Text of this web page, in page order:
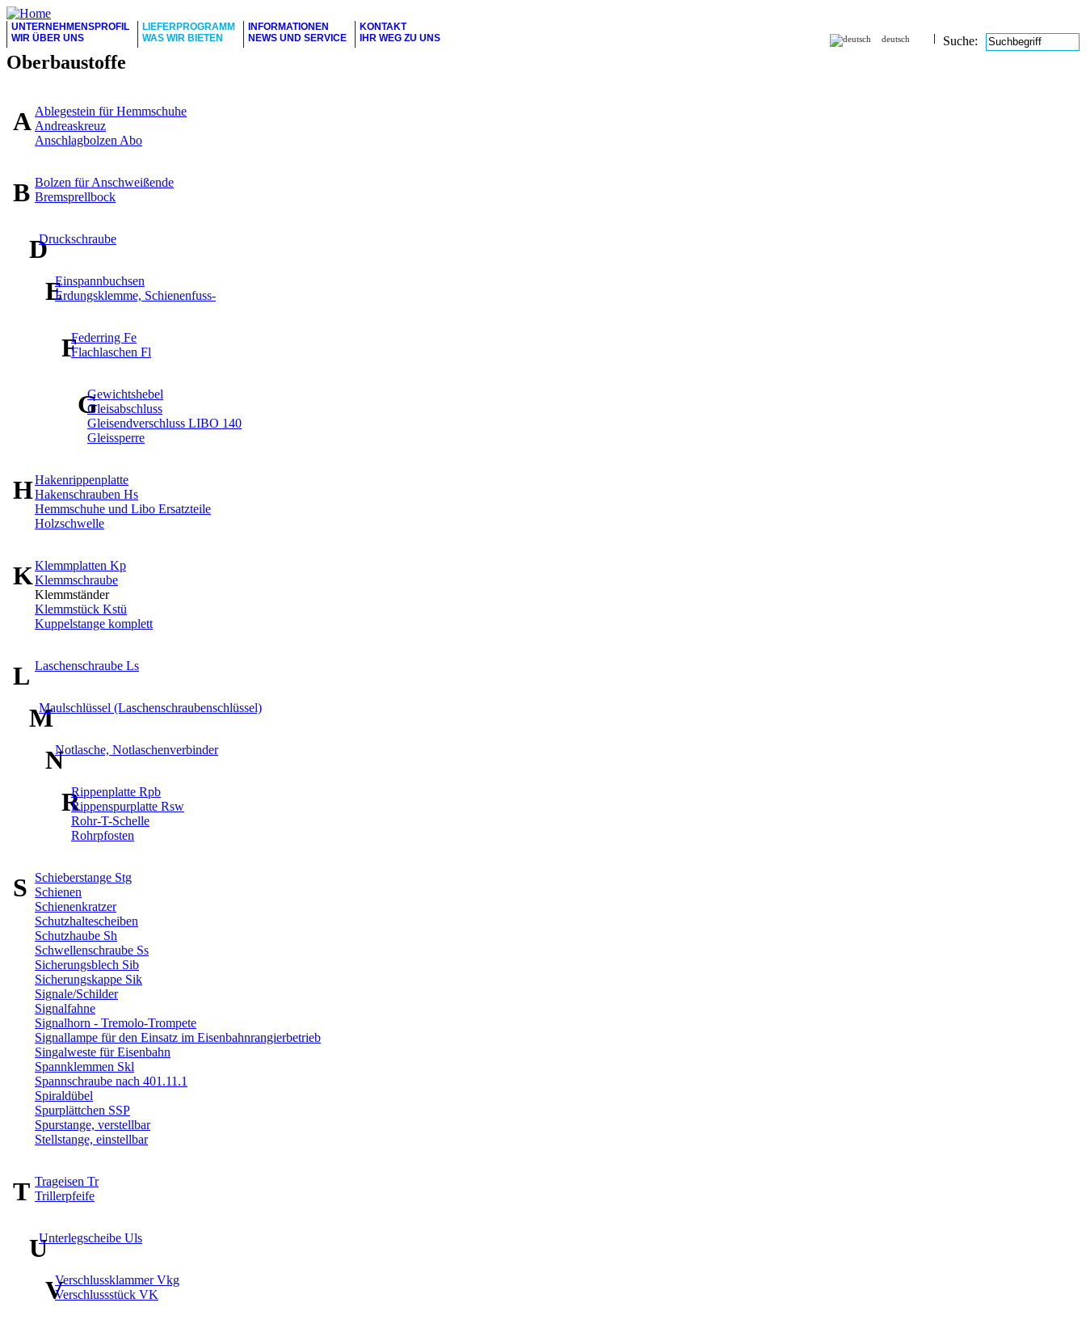
deutsch Suche:
UNTERNEHMENSPROFIL
WIR ÜBER UNS
LIEFERPROGRAMM
WAS WIR BIETEN
INFORMATIONEN
NEWS UND SERVICE
KONTAKT
IHR WEG ZU UNS
Oberbaustoffe
AAblegestein für Hemmschuhe
Andreaskreuz
Anschlagbolzen Abo
BBolzen für Anschweißende
Bremsprellbock
D
Druckschraube
E
Einspannbuchsen
Erdungsklemme, Schienenfuss-
FFederring Fe
Flachlaschen Fl
G
Gewichtshebel
Gleisabschluss
Gleisendverschluss LIBO 140
Gleissperre
HHakenrippenplatte
Hakenschrauben Hs
Hemmschuhe und Libo Ersatzteile
Holzschwelle
KKlemmplatten Kp
Klemmschraube
Klemmständer
Klemmstück Kstü
Kuppelstange komplett
LLaschenschraube Ls
M
Maulschlüssel (Laschenschraubenschlüssel)
N
Notlasche, Notlaschenverbinder
R
Rippenplatte Rpb
Rippenspurplatte Rsw
Rohr-T-Schelle
Rohrpfosten
S
Schieberstange Stg
Schienen
Schienenkratzer
Schutzhaltescheiben
Schutzhaube Sh
Schwellenschraube Ss
Sicherungsblech Sib
Sicherungskappe Sik
Signale/Schilder
Signalfahne
Signalhorn - Tremolo-Trompete
Signallampe für den Einsatz im Eisenbahnrangierbetrieb
Singalweste für Eisenbahn
Spannklemmen Skl
Spannschraube nach 401.11.1
Spiraldübel
Spurplättchen SSP
Spurstange, verstellbar
Stellstange, einstellbar
TTrageisen Tr
Trillerpfeife
U
Unterlegscheibe Uls
V
Verschlussklammer Vkg
Verschlussstück VK